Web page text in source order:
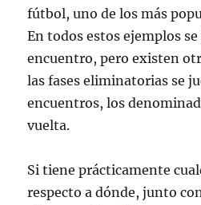
fútbol, uno de los más
En todos estos ejemplos
encuentro, pero existen
las fases eliminatorias se
encuentros, los
vuelta.
Si tiene prácticamente
respecto a dónde, junto